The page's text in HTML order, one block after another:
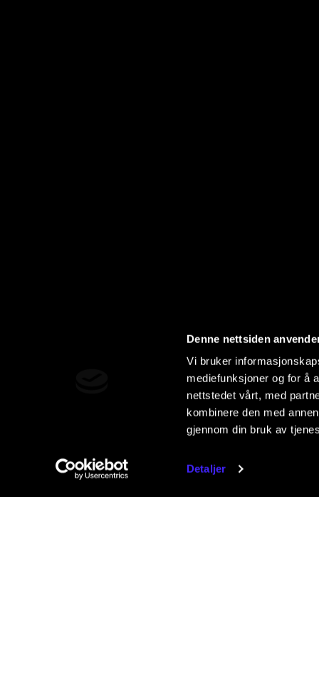
Denne nettsiden
Vi bruker
mediefunksjoner og for å
nettstedet vårt, med
kombinere den med
gjennom din bruk av
Detaljer